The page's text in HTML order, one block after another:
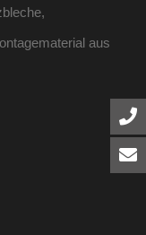
aus